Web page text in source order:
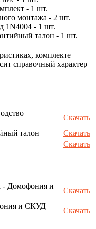
- 1 шт.
монтажа - 2 шт.
1N4004 - 1 шт.
талон - 1 шт.
комплекте
справочный характер
Скачать
талон
Скачать
Скачать
- Домофония и
Скачать
и СКУД
Скачать